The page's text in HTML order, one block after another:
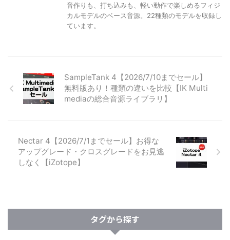
音作りも、打ち込みも、軽い動作で楽しめるフィジ
カルモデルのベース音源。22種類のモデルを収録し
ています。
SampleTank 4【2026/7/10までセール】
無料版あり！種類の違いを比較【IK Multi
mediaの総合音源ライブラリ】
Nectar 4【2026/7/1までセール】お得な
アップグレード・クロスグレードをお見逃
しなく【iZotope】
タグから探す